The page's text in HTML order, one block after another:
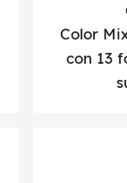
Color
con 13